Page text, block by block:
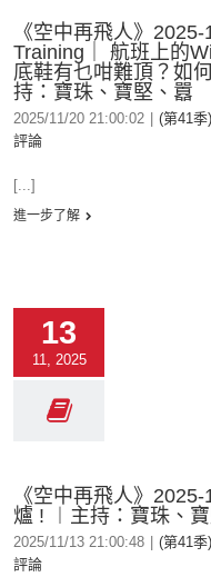
《空中再飛人》
Training｜ 航班上的
底鞋有乜咁難頂？如
持：寶珠、寶堅、囂
2025/11/20 21:00:02 (第41
評論
[...]
進一步了解
13
11, 2025
《空中再飛人》
爐 ! ︱主持：寶珠、
2025/11/13 21:00:48 (第41
評論